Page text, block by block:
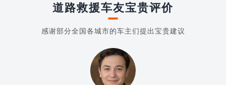
道路救援车友宝贵评价
感谢部分全国各城市的车主们提出宝贵建议